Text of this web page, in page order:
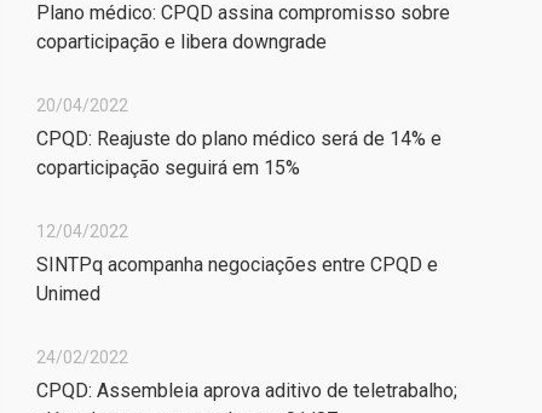
Plano médico: CPQD assina compromisso sobre
coparticipação e libera downgrade
20/04/2022
CPQD: Reajuste do plano médico será de 14% e
coparticipação seguirá em 15%
12/04/2022
SINTPq acompanha negociações entre CPQD e
Unimed
24/02/2022
CPQD: Assembleia aprova aditivo de teletrabalho;